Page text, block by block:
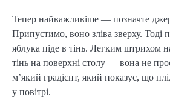
Тепер найважливіше — позначте
Припустимо, воно зліва зверху. Тоді
яблука піде в тінь. Легким штрихом
тінь на поверхні столу — вона не
м’який градієнт, який показує, що
у повітрі.